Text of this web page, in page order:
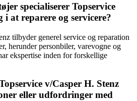
specialiserer Topservice
i at reparere og servicere?
tilbyder generel service og reparation
herunder personbiler, varevogne og
ekspertise inden for forskellige
v/Casper H. Stenz
eller udfordringer med